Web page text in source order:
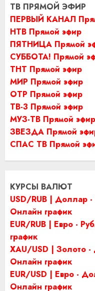
ТВ ПРЯМОЙ ЭФИР
ПЕРВЫЙ КАНАЛ
НТВ Прямой эфир
ПЯТНИЦА Прямой
СУББОТА! Прямой
ТНТ Прямой эфир
МИР Прямой эфир
ОТР Прямой эфир
ТВ-3 Прямой эфир
МУЗ-ТВ Прямой эфир
ЗВЕЗДА Прямой
СПАС ТВ Прямой
КУРСЫ ВАЛЮТ
USD/RUB | Доллар -
Онлайн график
EUR/RUB | Евро -
график
XAU/USD | Золото
Онлайн график
EUR/USD | Евро -
Онлайн график